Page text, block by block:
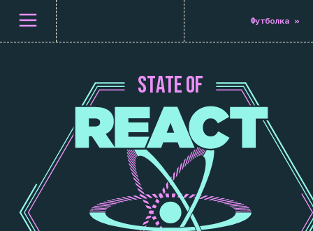
Відкрити меню Футболка »
STATEOF